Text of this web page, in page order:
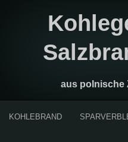
aus polnische
KOHLEBRAND